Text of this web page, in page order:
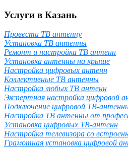
Услуги в Казань
Провести ТВ антенну
Установка ТВ антенны
Ремонт и настройка ТВ антенн
Установка антенны на крыше
Настройка цифровых антенн
Коллективные ТВ антенны
Настройка любых ТВ антенн
Экспертная настройка цифровой
Подключение цифровой ТВ-
Настройка ТВ антенны от
Установка цифровых ТВ-антенн
Настройка телевизора со
Грамотная установка цифровой